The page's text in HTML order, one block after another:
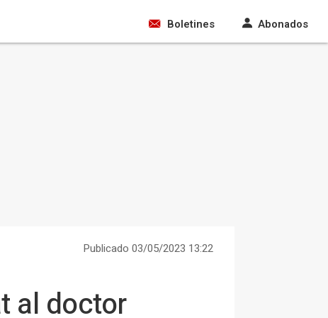
Boletines Abonados
Publicado 03/05/2023 13:22
al doctor